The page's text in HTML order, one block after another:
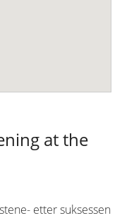
at the
etter suksessen